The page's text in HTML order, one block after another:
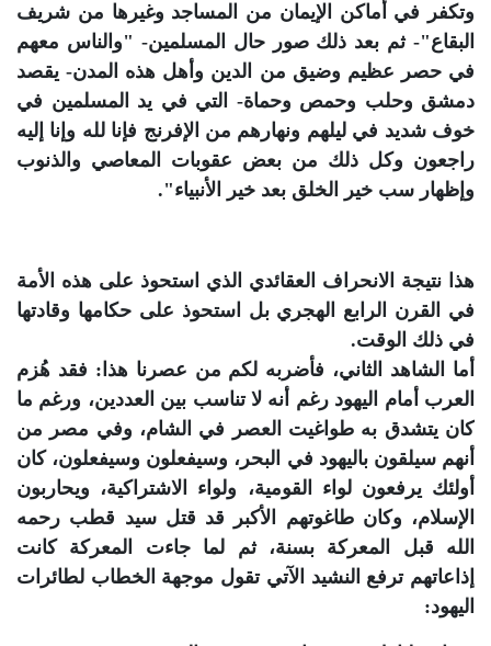
وتكفر في أماكن الإيمان من المساجد وغيرها من شريف
البقاع"- ثم بعد ذلك صور حال المسلمين- "والناس معهم
في حصر عظيم وضيق من الدين وأهل هذه المدن- يقصد
دمشق وحلب وحمص وحماة- التي في يد المسلمين في
خوف شديد في ليلهم ونهارهم من الإفرنج فإنا لله وإنا إليه
راجعون وكل ذلك من بعض عقوبات المعاصي والذنوب
وإظهار سب خير الخلق بعد خير الأنبياء".
هذا نتيجة الانحراف العقائدي الذي استحوذ على هذه الأمة
في القرن الرابع الهجري بل استحوذ على حكامها وقادتها
في ذلك الوقت.
أما الشاهد الثاني، فأضربه لكم من عصرنا هذا: فقد هُزم
العرب أمام اليهود رغم أنه لا تناسب بين العددين، ورغم ما
كان يتشدق به طواغيت العصر في الشام، وفي مصر من
أنهم سيلقون باليهود في البحر، وسيفعلون وسيفعلون، كان
أولئك يرفعون لواء القومية، ولواء الاشتراكية، ويحاربون
الإسلام، وكان طاغوتهم الأكبر قد قتل سيد قطب رحمه
الله قبل المعركة بسنة، ثم لما جاءت المعركة كانت
إذاعاتهم ترفع النشيد الآتي تقول موجهة الخطاب لطائرات
اليهود: